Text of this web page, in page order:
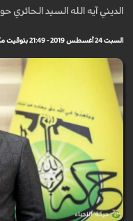
الديني آيه الله السيد الحائري
السبت 24 أغسطس 2019 - 21:49 بتوقيت مكة